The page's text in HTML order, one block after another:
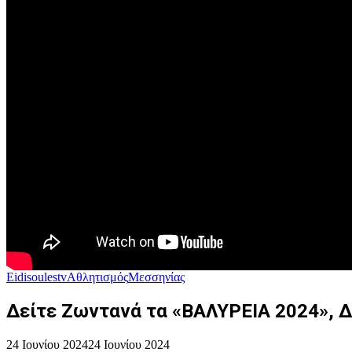
EidisoulestvΑθλητισμόςΜεσσηνίας
Δείτε Ζωντανά τα «ΒΑΛΥΡΕΙΑ 2024»,
24 Ιουνίου 202424 Ιουνίου 2024